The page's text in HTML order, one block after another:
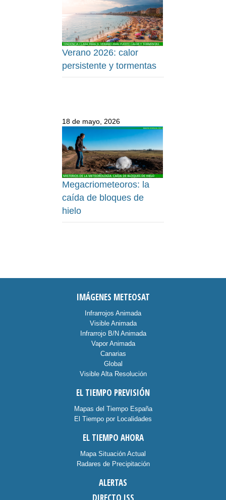
Verano 2026: calor
persistente y tormentas
18 de mayo, 2026
Megacriometeoros: la
caída de bloques de
hielo
IMÁGENES METEOSAT
Infrarrojos Animada
Visible Animada
Infrarrojo B/N Animada
Vapor Animada
Canarias
Global
Visible Alta Resolución
EL TIEMPO PREVISIÓN
Mapas del Tiempo España
El Tiempo por Localidades
EL TIEMPO AHORA
Mapa Situación Actual
Radares de Precipitación
ALERTAS